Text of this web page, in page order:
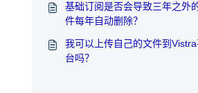
基础订阅是否会导致三年之外
件每年自动删除？
我可以上传自己的文件到
台吗？